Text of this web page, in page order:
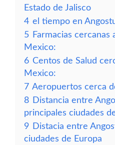
Estado de Jalisco
4 el tiempo en
5 Farmacias cercanas
Mexico:
6 Centos de Salud
Mexico:
7 Aeropuertos cerca
8 Distancia entre
principales ciudades
9 Distacia entre
ciudades de Europa